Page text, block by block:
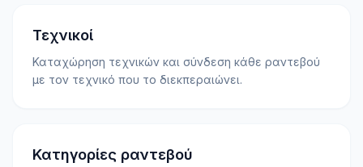
Τεχνικοί
Καταχώρηση τεχνικών και σύνδεση κάθε ραντεβού
με τον τεχνικό που το διεκπεραιώνει.
Κατηγορίες ραντεβού